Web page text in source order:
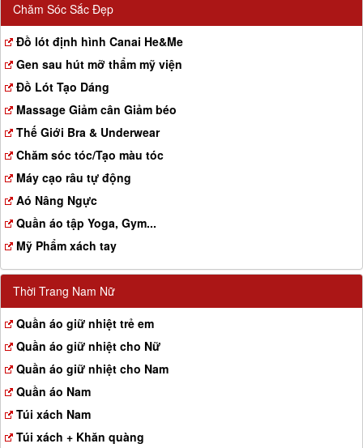
Chăm Sóc Sắc Đẹp
Đồ lót định hình Canai He&Me
Gen sau hút mỡ thẩm mỹ viện
Đồ Lót Tạo Dáng
Massage Giảm cân Giảm béo
Thế Giới Bra & Underwear
Chăm sóc tóc/Tạo màu tóc
Máy cạo râu tự động
Aó Nâng Ngực
Quần áo tập Yoga, Gym...
Mỹ Phẩm xách tay
Thời Trang Nam Nữ
Quần áo giữ nhiệt trẻ em
Quần áo giữ nhiệt cho Nữ
Quần áo giữ nhiệt cho Nam
Quần áo Nam
Túi xách Nam
Túi xách + Khăn quàng